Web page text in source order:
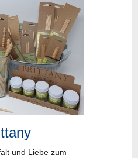
und Liebe zum